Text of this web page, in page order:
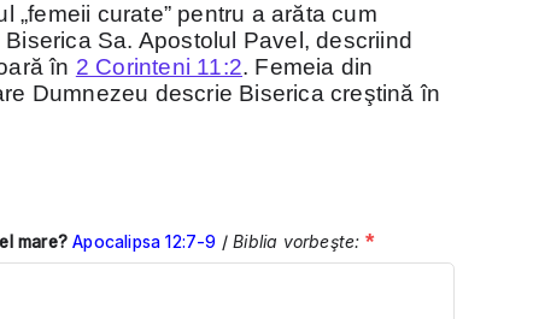
„femeii curate” pentru a arăta cum
Sa. Apostolul Pavel, descriind
în 2 Corinteni 11:2. Femeia din
Dumnezeu descrie Biserica creştină în
mare? Apocalipsa 12:7-9 /Biblia vorbeşte: *